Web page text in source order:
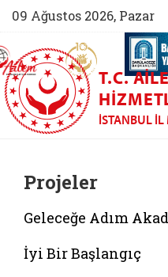
09 Ağustos 2026, Pazar
(yeni sekmede açılır)
AİLEM İletişim Merkezi (yeni
Aile ve Nüfus
T.C.
İSTANBUL
Projeler
Geleceğe Adım
İyi Bir Başlangıç